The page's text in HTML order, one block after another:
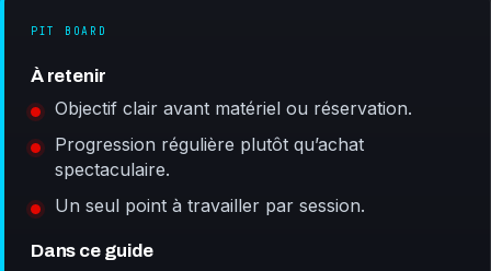
PIT BOARD
À retenir
Objectif clair avant matériel ou réservation.
Progression régulière plutôt qu’achat
spectaculaire.
Un seul point à travailler par session.
Dans ce guide